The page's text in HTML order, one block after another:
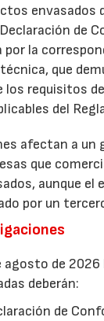
envasados
de
por la
que
los requisitos de
del
afectan a un
que
aunque el
por un
agosto de 2026
deberán:
de